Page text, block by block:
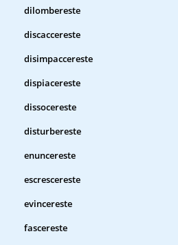
dilombereste
discaccereste
disimpaccereste
dispiacereste
dissocereste
disturbereste
enuncereste
escrescereste
evincereste
fascereste